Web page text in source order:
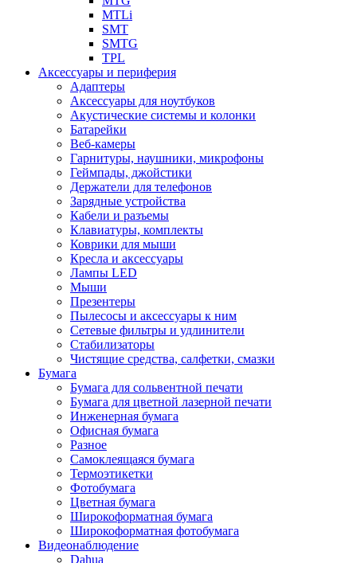
MTLi
SMT
SMTG
TPL
Аксессуары и периферия
Адаптеры
Аксессуары для ноутбуков
Акустические системы и колонки
Батарейки
Веб-камеры
Гарнитуры, наушники, микрофоны
Геймпады, джойстики
Держатели для телефонов
Зарядные устройства
Кабели и разъемы
Клавиатуры, комплекты
Коврики для мыши
Кресла и аксессуары
Лампы LED
Мыши
Презентеры
Пылесосы и аксессуары к ним
Сетевые фильтры и удлинители
Стабилизаторы
Чистящие средства, салфетки, смазки
Бумага
Бумага для сольвентной печати
Бумага для цветной лазерной печати
Инженерная бумага
Офисная бумага
Разное
Самоклеящаяся бумага
Термоэтикетки
Фотобумага
Цветная бумага
Широкоформатная бумага
Широкоформатная фотобумага
Видеонаблюдение
Dahua